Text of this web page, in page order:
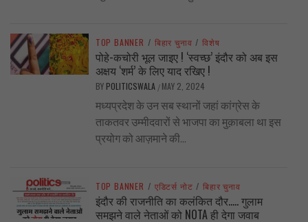
TOP BANNER / बिहार चुनाव / विशेष
पोहे-कचोरी भूल जाइए ! ‘स्वच्छ’ इंदौर को अब इस
अक्षय ‘शर्म’ के लिए याद रखिए !
BY POLITICSWALA / MAY 2, 2024
मध्यप्रदेश के उन सब स्थानों जहां कांग्रेस के
ताकतवर उम्मीदवारों से भाजपा का मुक़ाबला था इस
प्रयोग को आज़माने की...
TOP BANNER / एडिटर्स नोट / बिहार चुनाव
इंदौर की राजनीति का कलंकित दौर….. गुलाम
समझने वाले नेताओं को NOTA ही देगा जवाब